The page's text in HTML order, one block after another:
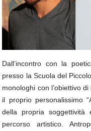
Dall’incontro con la
presso la Scuola del
monologhi con l’obiettivo
il proprio personalissimo
della propria soggettività
percorso artistico.